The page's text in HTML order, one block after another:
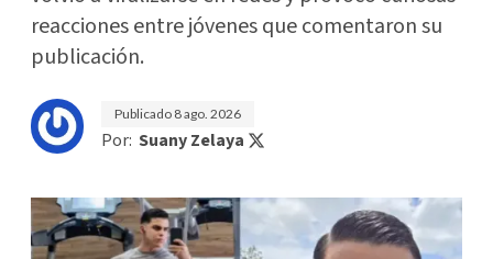
reacciones entre jóvenes que comentaron su
publicación.
Publicado 8 ago. 2026
Por: Suany Zelaya